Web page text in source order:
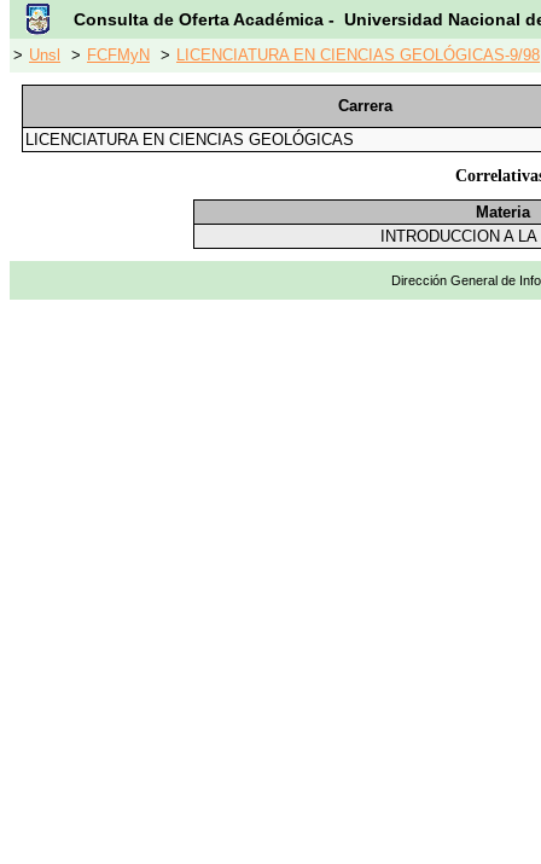
Consulta de Oferta Académica - Universidad Nacional
> Unsl > FCFMyN > LICENCIATURA EN CIENCIAS GEOLÓGICAS-9/98
Carrera
LICENCIATURA EN CIENCIAS GEOLÓGICAS
Materia
INTRODUCCION A
Dirección General de